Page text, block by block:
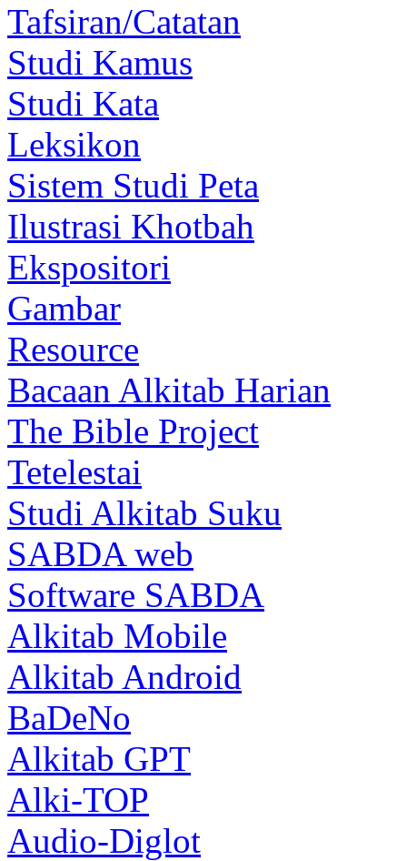
Tafsiran/Catatan
Studi Kamus
Studi Kata
Leksikon
Sistem Studi Peta
Ilustrasi Khotbah
Ekspositori
Gambar
Resource
Bacaan Alkitab Harian
The Bible Project
Tetelestai
Studi Alkitab Suku
SABDA web
Software SABDA
Alkitab Mobile
Alkitab Android
BaDeNo
Alkitab GPT
Alki-TOP
Audio-Diglot